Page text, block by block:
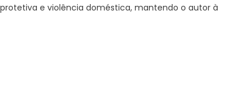
e violência doméstica, mantendo o autor à